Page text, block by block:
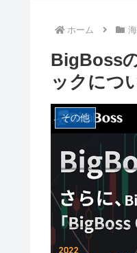
ホーム
BigBoss
ックにつ
その他